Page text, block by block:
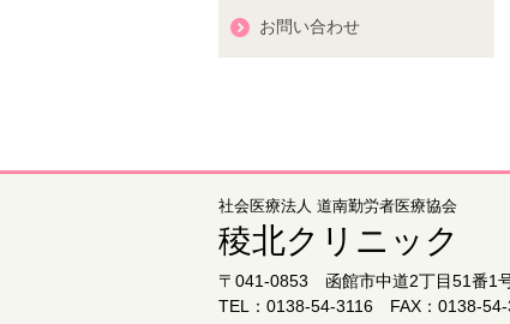
お問い合わせ
社会医療法人 道南勤労者医療協会
稜北クリニック
〒041-0853 函館市中道2丁目51番1
TEL：0138-54-3116 FAX：0138-54-